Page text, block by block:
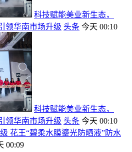
科技赋能美业新生态，
领华南市场升级 头条 今天 00:10
科技赋能美业新生态，
领华南市场升级 头条 今天 00:10
花王“碧柔水膜鎏光防晒液”防水
00:09